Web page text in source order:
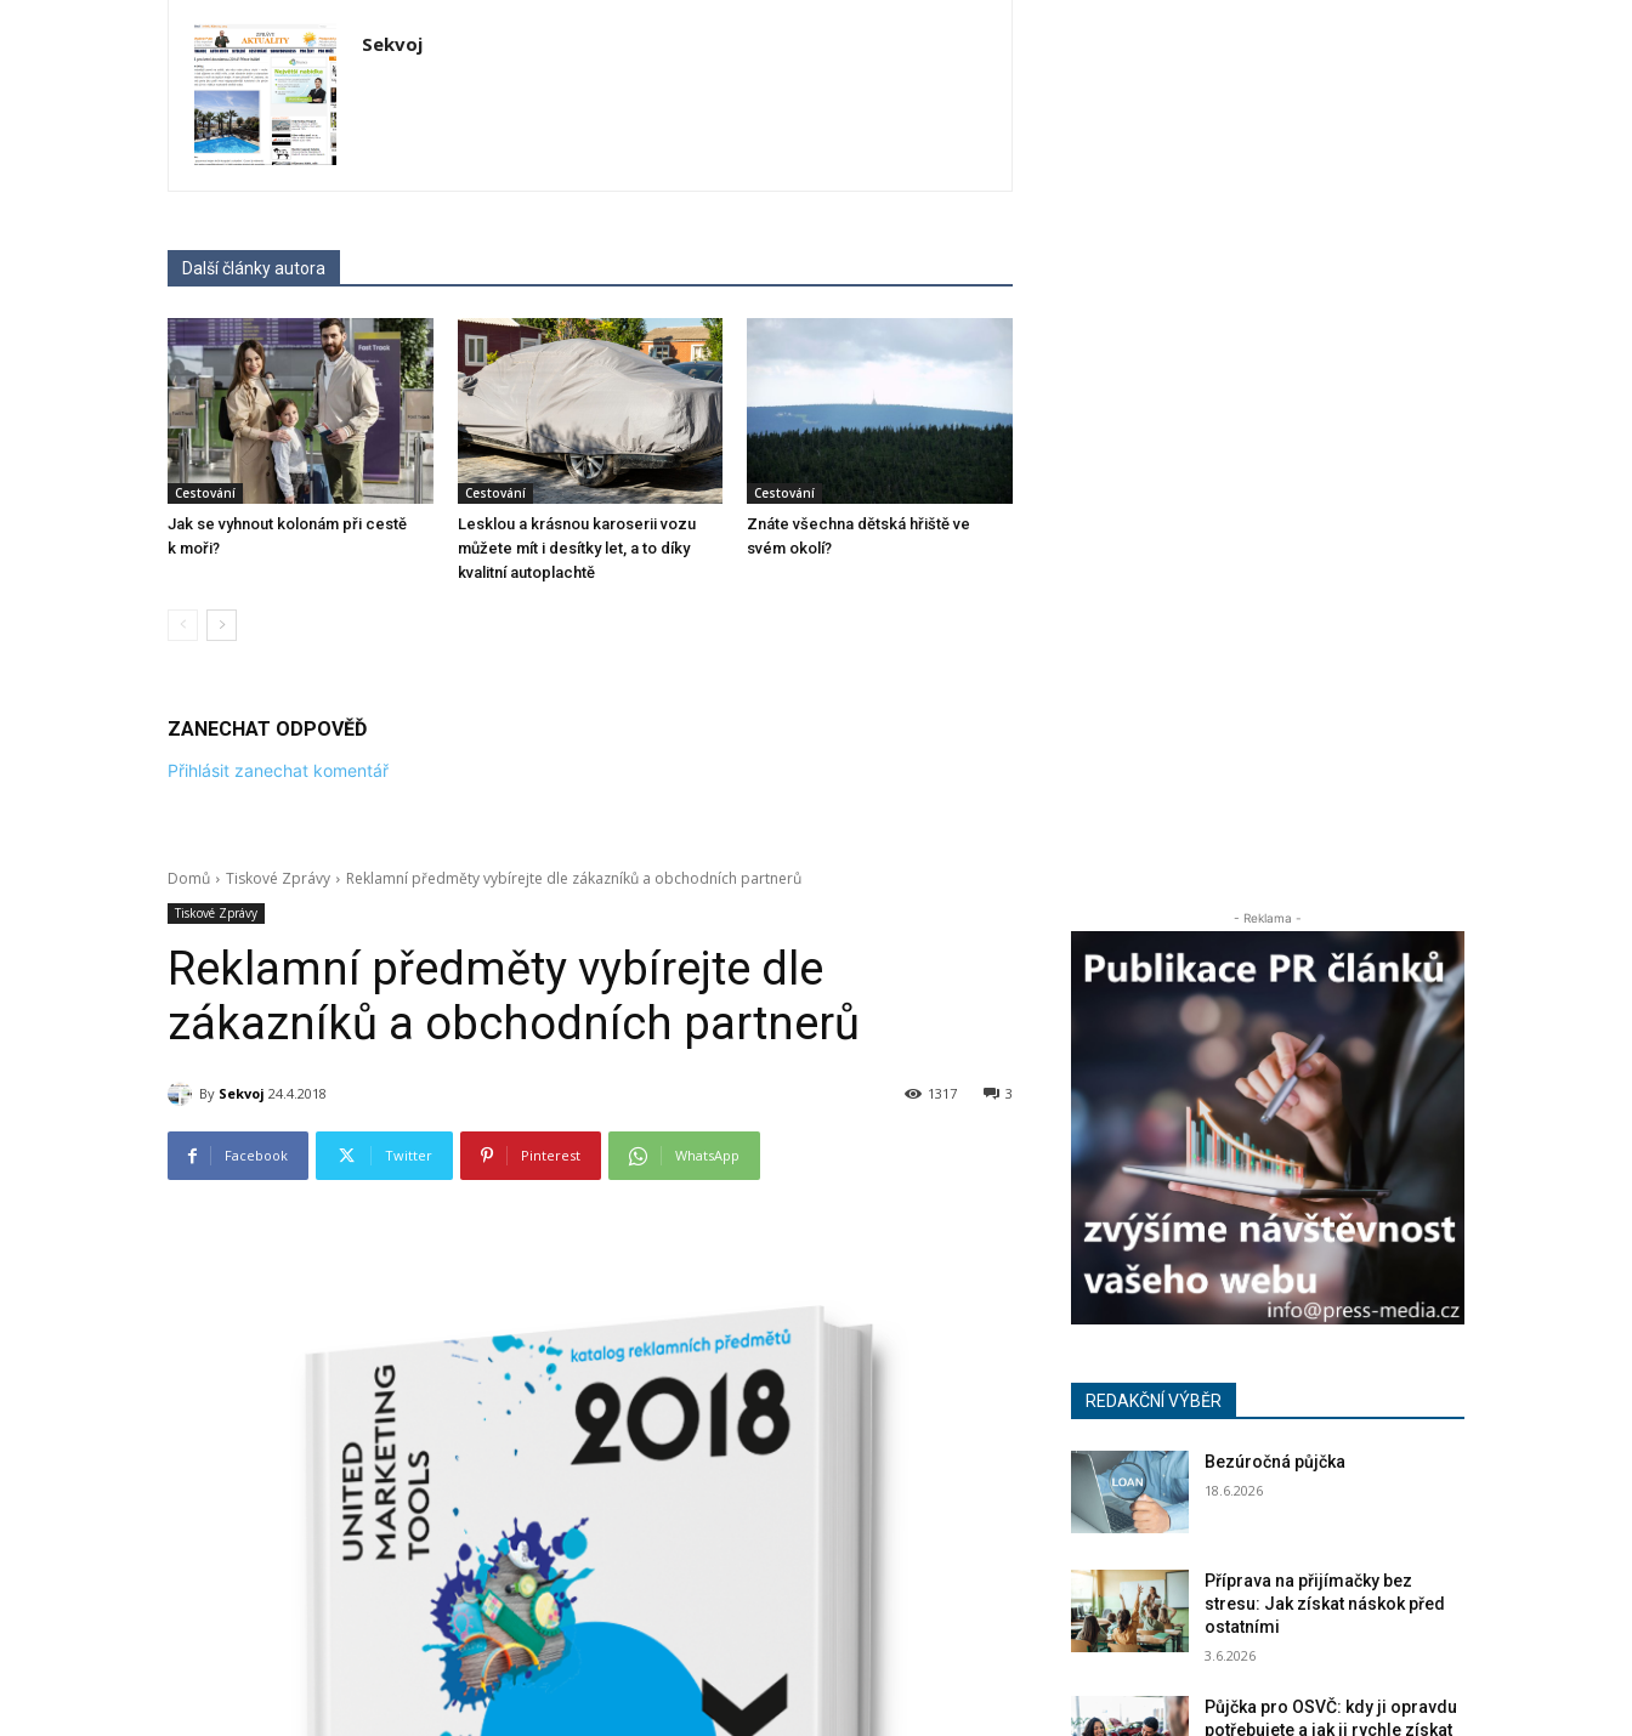
Sekvoj
Další články autora
Cestování
Jak se vyhnout kolonám při cestě
k moři?
Cestování
Lesklou a krásnou karoserii vozu
můžete mít i desítky let, a to díky
kvalitní autoplachtě
Cestování
Znáte všechna dětská hřiště ve
svém okolí?
ZANECHAT ODPOVĚĎ
Přihlásit zanechat komentář